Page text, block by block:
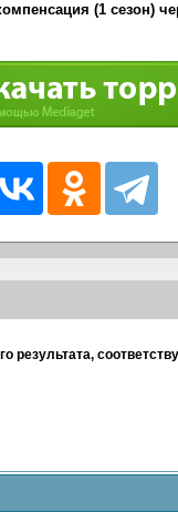
(1 сезон)
результата,